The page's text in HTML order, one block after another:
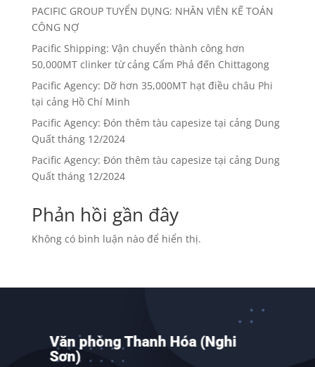
PACIFIC GROUP TUYỂN DỤNG: NHÂN VIÊN KẾ TOÁN
CÔNG NỢ
Pacific Shipping: Vận chuyển thành công hơn
50,000MT clinker từ cảng Cẩm Phả đến Chittagong
Pacific Agency: Dỡ hơn 35,000MT hạt điều châu Phi
tại cảng Hồ Chí Minh
Pacific Agency: Đón thêm tàu capesize tại cảng Dung
Quất tháng 12/2024
Pacific Agency: Đón thêm tàu capesize tại cảng Dung
Quất tháng 12/2024
Phản hồi gần đây
Không có bình luận nào để hiển thị.
Văn phòng Thanh Hóa (Nghi
Sơn)